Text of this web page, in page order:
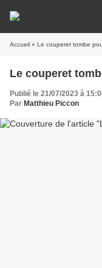
Accueil » Le couperet tombe
Le couperet
Publié le 21/07/2023 à
Par Matthieu Piccon